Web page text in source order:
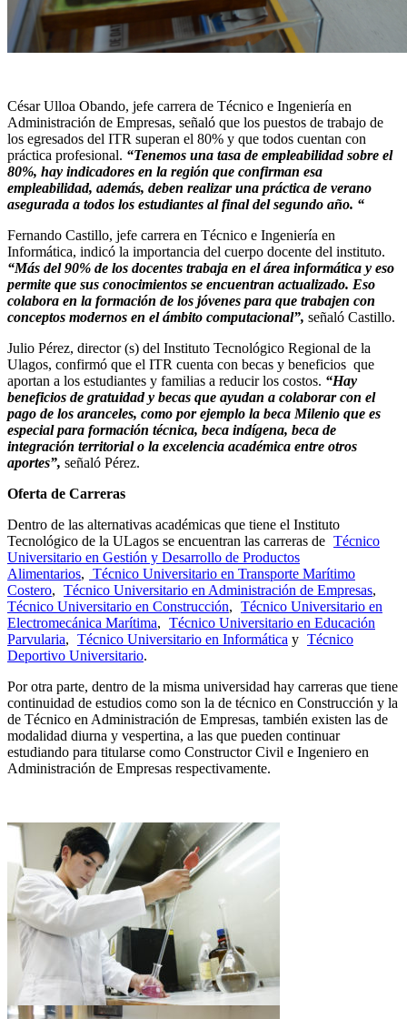
César Ulloa Obando, jefe carrera de Técnico e Ingeniería en
Administración de Empresas, señaló que los puestos de trabajo de
los egresados del ITR superan el 80% y que todos cuentan con
práctica profesional. “Tenemos una tasa de empleabilidad sobre el
80%, hay indicadores en la región que confirman esa
empleabilidad, además, deben realizar una práctica de verano
asegurada a todos los estudiantes al final del segundo año. “
Fernando Castillo, jefe carrera en Técnico e Ingeniería en
Informática, indicó la importancia del cuerpo docente del instituto.
“Más del 90% de los docentes trabaja en el área informática y eso
permite que sus conocimientos se encuentran actualizado. Eso
colabora en la formación de los jóvenes para que trabajen con
conceptos modernos en el ámbito computacional”, señaló Castillo.
Julio Pérez, director (s) del Instituto Tecnológico Regional de la
Ulagos, confirmó que el ITR cuenta con becas y beneficios que
aportan a los estudiantes y familias a reducir los costos. “Hay
beneficios de gratuidad y becas que ayudan a colaborar con el
pago de los aranceles, como por ejemplo la beca Milenio que es
especial para formación técnica, beca indígena, beca de
integración territorial o la excelencia académica entre otros
aportes”, señaló Pérez.
Oferta de Carreras
Dentro de las alternativas académicas que tiene el Instituto
Tecnológico de la ULagos se encuentran las carreras de Técnico
Universitario en Gestión y Desarrollo de Productos
Alimentarios, Técnico Universitario en Transporte Marítimo
Costero, Técnico Universitario en Administración de Empresas,
Técnico Universitario en Construcción, Técnico Universitario en
Electromecánica Marítima, Técnico Universitario en Educación
Parvularia, Técnico Universitario en Informática y Técnico
Deportivo Universitario.
Por otra parte, dentro de la misma universidad hay carreras que tiene
continuidad de estudios como son la de técnico en Construcción y la
de Técnico en Administración de Empresas, también existen las de
modalidad diurna y vespertina, a las que pueden continuar
estudiando para titularse como Constructor Civil e Ingeniero en
Administración de Empresas respectivamente.